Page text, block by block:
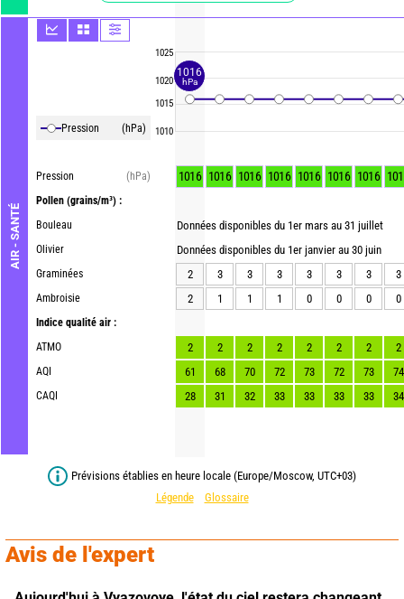
AIR - SANTÉ
Pression (hPa)
Pression
(hPa)
Pollen (grains/m³) :
Bouleau
Olivier
Graminées
Ambroisie
Indice qualité air :
ATMO
AQI
CAQI
1025
1020
1015
1010
1016 1016 1016 1016 1016 1016 1016
Données disponibles du 1er mars au 31 juillet
Données disponibles du 1er janvier au 30 juin
2
3 3 3 3 3 3
3
2
1 1 1 0 0 0 0
2 2 2 2 2 2 2
2
61
68 70 72 73 72 73
74
28
31 32 33 33 33 33 34
Prévisions établies en heure locale (Europe/Moscow, UTC+03)
Légende
Glossaire
Avis de l'expert
1016
hPa